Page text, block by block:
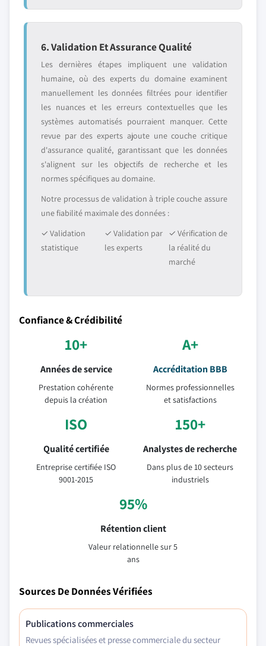
6. Validation Et Assurance Qualité
Les dernières étapes impliquent une validation
humaine, où des experts du domaine examinent
manuellement les données filtrées pour identifier
les nuances et les erreurs contextuelles que les
systèmes automatisés pourraient manquer. Cette
revue par des experts ajoute une couche critique
d'assurance qualité, garantissant que les données
s'alignent sur les objectifs de recherche et les
normes spécifiques au domaine.
Notre processus de validation à triple couche assure
une fiabilité maximale des données :
✓ Validation
statistique
✓ Validation par
les experts
✓ Vérification de
la réalité du
marché
Confiance & Crédibilité
10+
Années de service
Prestation cohérente
depuis la création
A+
Accréditation BBB
Normes professionnelles
et satisfactions
ISO
Qualité certifiée
Entreprise certifiée ISO
9001-2015
150+
Analystes de recherche
Dans plus de 10 secteurs
industriels
95%
Rétention client
Valeur relationnelle sur 5
ans
Sources De Données Vérifiées
Publications commerciales
Revues spécialisées et presse commerciale du secteur